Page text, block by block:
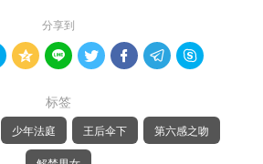
分享到
     
标签
少年法庭 王后伞下 第六感之吻